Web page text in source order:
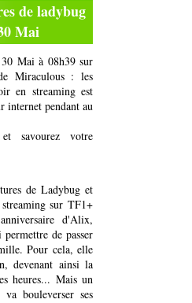
de ladybug
Mai
Mai à 08h39 sur
Miraculous : les
en streaming est
internet pendant au
et savourez votre
de Ladybug et
sur TF1+
d'Alix,
de passer
Pour cela, elle
devenant ainsi la
heures... Mais un
bouleverser ses